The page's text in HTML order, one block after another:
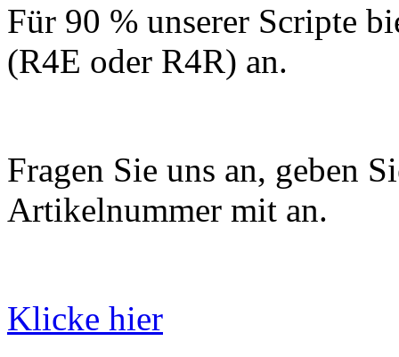
Für 90 % unserer Scripte
(R4E oder R4R) an.
Fragen Sie uns an, geben
Artikelnummer mit an.
Klicke hier